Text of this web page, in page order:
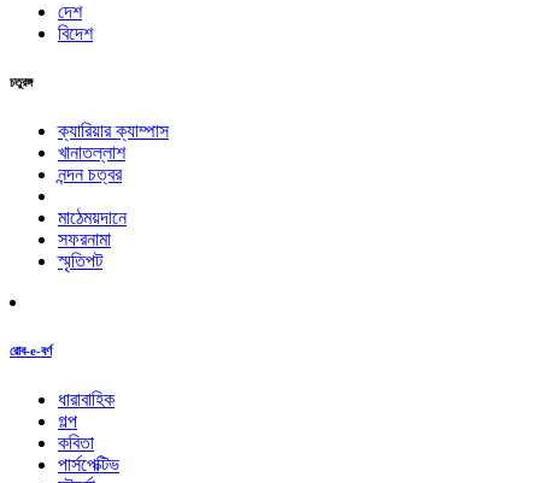
দেশ
বিদেশ
চতুরঙ্গ
ক্যারিয়ার ক্যাম্পাস
খানাতল্লাশ
নন্দন চত্বর
মাঠেময়দানে
সফরনামা
স্মৃতিপট
রোব-e-বর্ণ
ধারাবাহিক
গল্প
কবিতা
পার্সপেক্টিভ